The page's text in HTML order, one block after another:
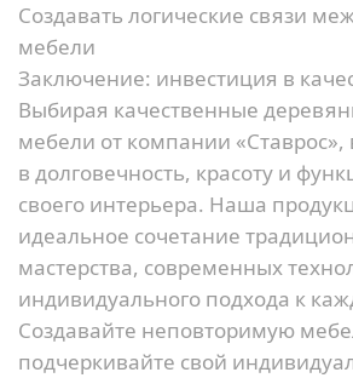
Создавать логические связи
мебели
Заключение: инвестиция в
Выбирая качественные
мебели от компании «Ставрос»,
в долговечность, красоту и
своего интерьера. Наша
идеальное сочетание
мастерства, современных
индивидуального подхода к
Создавайте неповторимую
подчеркивайте свой